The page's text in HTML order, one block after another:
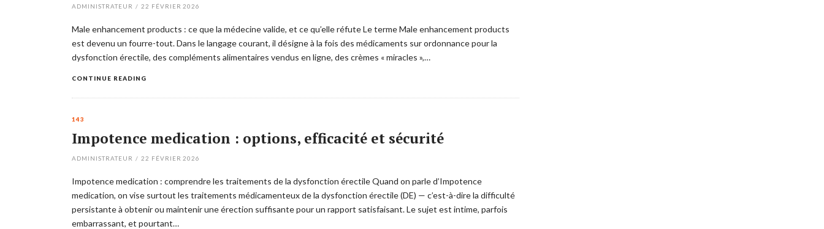
ADMINISTRATEUR / 22 FÉVRIER 2026
Male enhancement products : ce que la médecine valide, et ce qu’elle réfute Le terme Male enhancement products
est devenu un fourre-tout. Dans le langage courant, il désigne à la fois des médicaments sur ordonnance pour la
dysfonction érectile, des compléments alimentaires vendus en ligne, des crèmes « miracles »,…
CONTINUE READING
143
Impotence medication : options, efficacité et sécurité
ADMINISTRATEUR / 22 FÉVRIER 2026
Impotence medication : comprendre les traitements de la dysfonction érectile Quand on parle d’Impotence
medication, on vise surtout les traitements médicamenteux de la dysfonction érectile (DE) — c’est-à-dire la difficulté
persistante à obtenir ou maintenir une érection suffisante pour un rapport satisfaisant. Le sujet est intime, parfois
embarrassant, et pourtant…